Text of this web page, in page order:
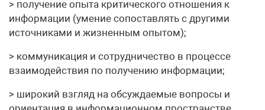
> получение опыта критического отношения к
информации (умение сопоставлять с другими
источниками и жизненным опытом);
> коммуникация и сотрудничество в процессе
взаимодействия по получению информации;
> широкий взгляд на обсуждаемые вопросы и